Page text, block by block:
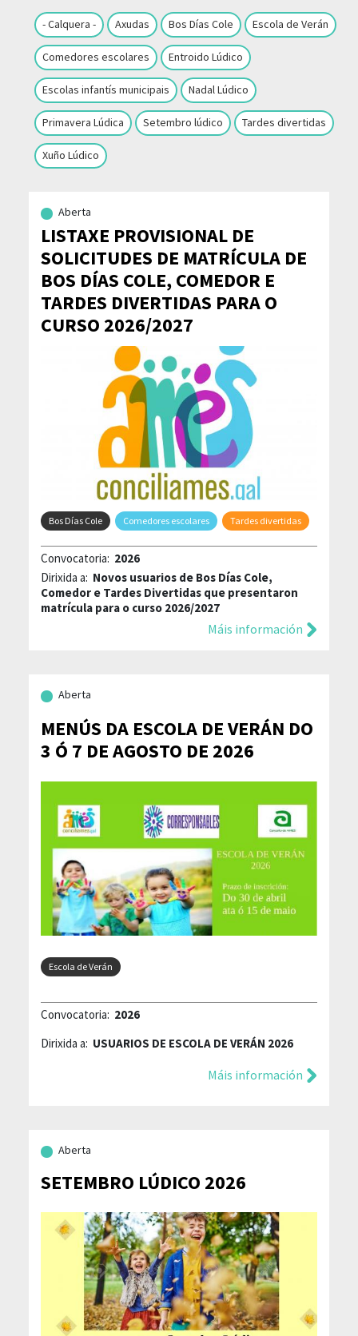
- Calquera - Axudas Bos Días Cole Escola de Verán
Comedores escolares Entroido Lúdico
Escolas infantís municipais Nadal Lúdico
Primavera Lúdica Setembro lúdico Tardes divertidas
Xuño Lúdico
Aberta
LISTAXE PROVISIONAL DE
SOLICITUDES DE MATRÍCULA DE
BOS DÍAS COLE, COMEDOR E
TARDES DIVERTIDAS PARA O
CURSO 2026/2027
Bos Días Cole Comedores escolares Tardes divertidas
Convocatoria: 2026
Dirixida a: Novos usuarios de Bos Días Cole,
Comedor e Tardes Divertidas que presentaron
matrícula para o curso 2026/2027
Máis información
Aberta
MENÚS DA ESCOLA DE VERÁN DO
3 Ó 7 DE AGOSTO DE 2026
Escola de Verán
Convocatoria: 2026
Dirixida a: USUARIOS DE ESCOLA DE VERÁN 2026
Máis información
Aberta
SETEMBRO LÚDICO 2026